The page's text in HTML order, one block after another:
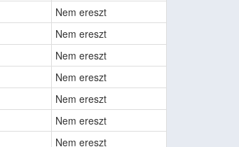
Nem ereszt
Nem ereszt
Nem ereszt
Nem ereszt
Nem ereszt
Nem ereszt
Nem ereszt